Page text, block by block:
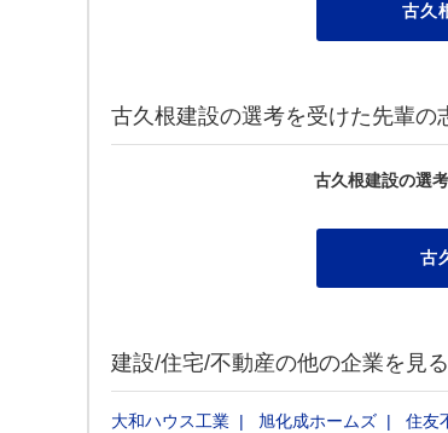
古久
古久根建設の選考を受けた先輩の
古久根建設の選
古
建設/住宅/不動産の他の企業を見る
大和ハウス工業 旭化成ホームズ 住友